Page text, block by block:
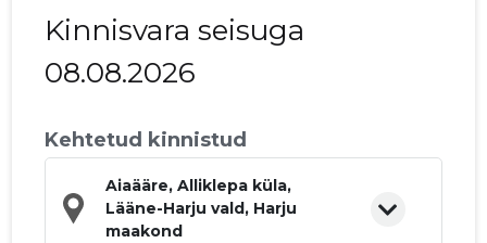
Kinnisvara seisuga
08.08.2026
Kehtetud kinnistud
Aiaääre, Alliklepa küla,
Lääne-Harju vald, Harju
maakond